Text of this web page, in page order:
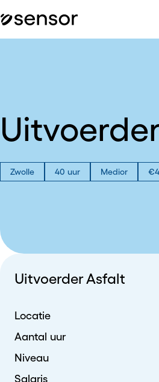
Zwolle 40 uur Medior
Uitvoerder Asfalt
Locatie
Aantal uur
Niveau
Salaris